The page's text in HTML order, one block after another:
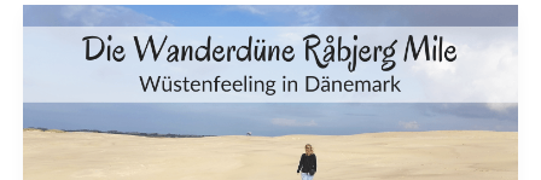
unvergesslichen
Erlebnisse
und